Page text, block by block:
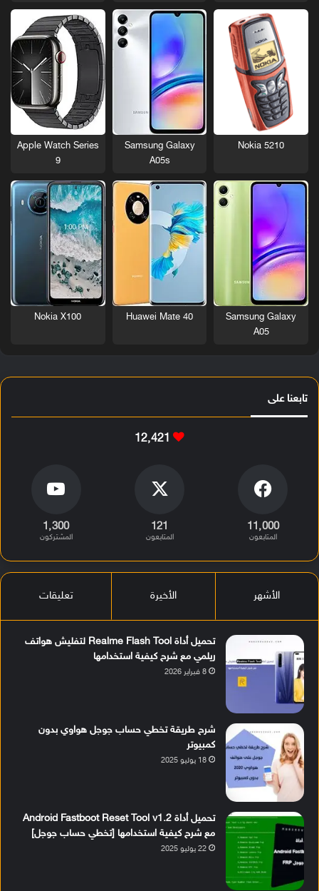
Nokia 5210
Samsung Galaxy
A05s
Apple Watch Series
9
Samsung Galaxy
A05
Huawei Mate 40
Nokia X100
تابعنا على
12٬421
11٬000
المتابعون
121
المتابعون
1٬300
المشتركون
الأشهر الأخيرة تعليقات
تحميل أداة Realme Flash Tool لتفليش هواتف
ريلمي مع شرح كيفية استخدامها
8 فبراير 2026
شرح طريقة تخطي حساب جوجل هواوي بدون
كمبيوتر
18 يوليو 2025
تحميل أداة Android Fastboot Reset Tool v1.2
مع شرح كيفية استخدامها [تخطي حساب جوجل]
22 يوليو 2025